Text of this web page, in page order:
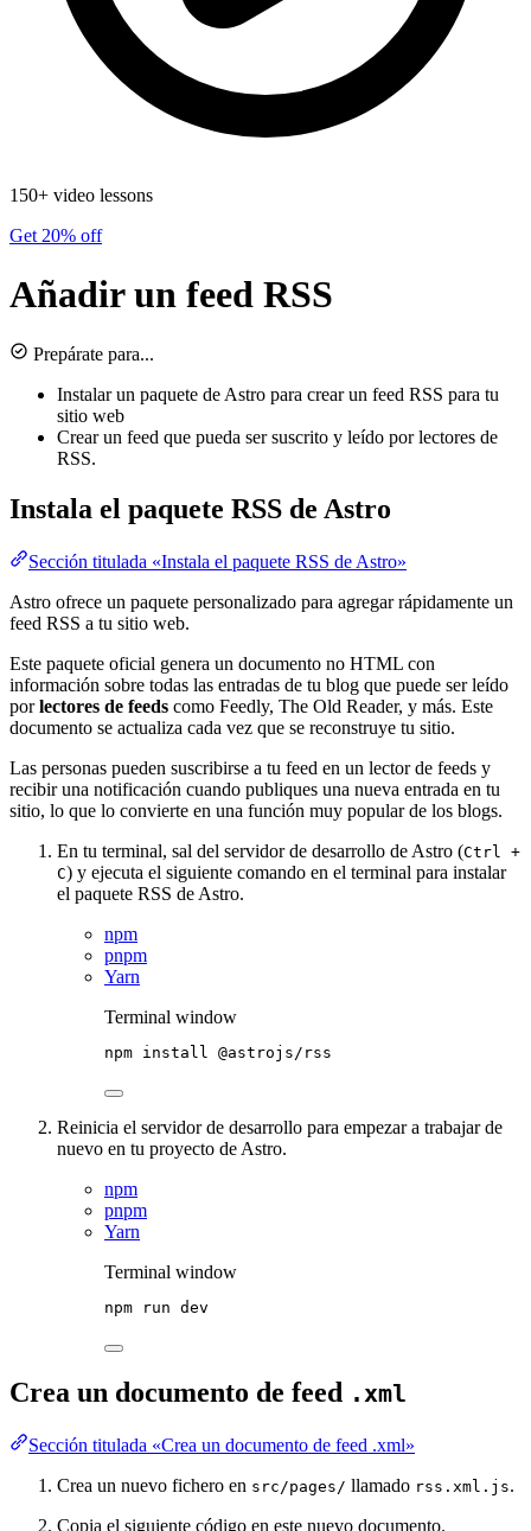
150+ video lessons
Get 20% off
Añadir un feed RSS
Prepárate para...
Instalar un paquete de Astro para crear un feed RSS para tu
sitio web
Crear un feed que pueda ser suscrito y leído por lectores de
RSS.
Instala el paquete RSS de Astro
Sección titulada «Instala el paquete RSS de Astro»
Astro ofrece un paquete personalizado para agregar rápidamente un
feed RSS a tu sitio web.
Este paquete oficial genera un documento no HTML con
información sobre todas las entradas de tu blog que puede ser leído
porlectores de feeds como Feedly, The Old Reader, y más. Este
documento se actualiza cada vez que se reconstruye tu sitio.
Las personas pueden suscribirse a tu feed en un lector de feeds y
recibir una notificación cuando publiques una nueva entrada en tu
sitio, lo que lo convierte en una función muy popular de los blogs.
En tu terminal, sal del servidor de desarrollo de Astro (Ctrl +
C) y ejecuta el siguiente comando en el terminal para instalar
el paquete RSS de Astro.
npm
pnpm
Yarn
Terminal window
npm install @astrojs/rss
Reinicia el servidor de desarrollo para empezar a trabajar de
nuevo en tu proyecto de Astro.
npm
pnpm
Yarn
Terminal window
npm run dev
Crea un documento de feed .xml
Sección titulada «Crea un documento de feed .xml»
Crea un nuevo fichero en src/pages/ llamado rss.xml.js.
Copia el siguiente código en este nuevo documento.